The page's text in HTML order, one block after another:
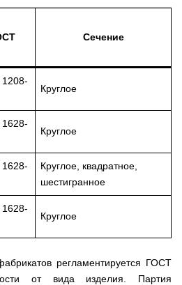
Сечение
Круглое
Круглое
Круглое, квадратное,
шестигранное
Круглое
регламентируется ГОСТ
от вида изделия. Партия